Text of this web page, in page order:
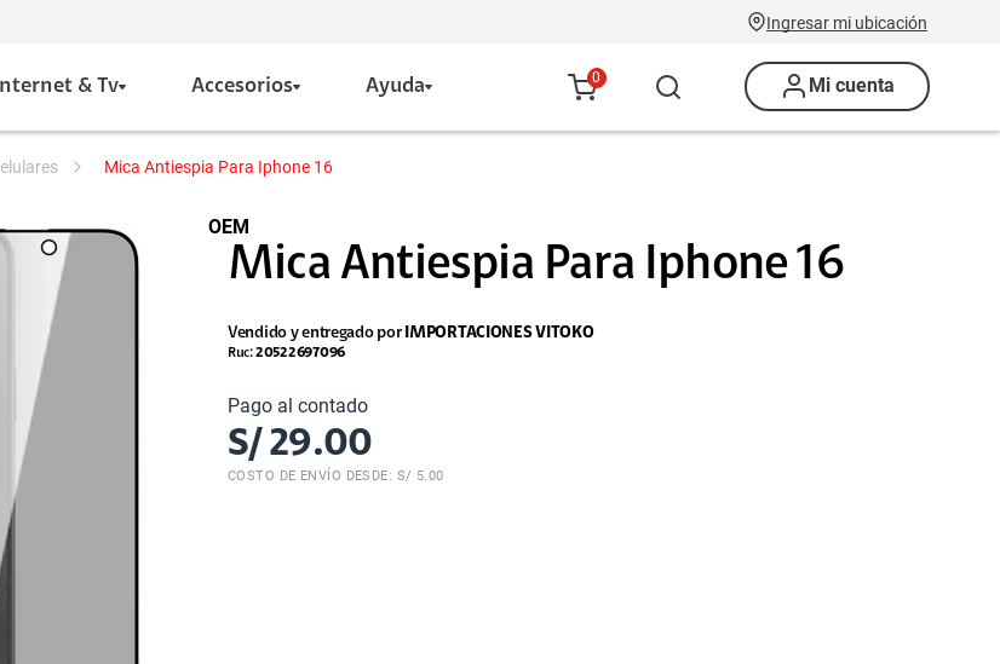
Ingresar mi ubicación
& Tv Accesorios Ayuda 0 Mi cuenta
Mica Antiespia Para Iphone 16
OEM
Mica Antiespia Para Iphone 16
Vendido y entregado por IMPORTACIONES VITOKO
Ruc:20522697096
Pago al contado
S/ 29.00
COSTO DE ENVÍO DESDE: S/ 5.00